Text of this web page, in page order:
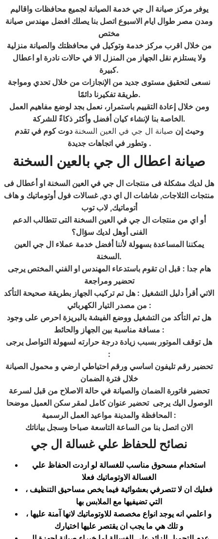
يوفر مركز صيانة ال جي خدمة الصيانة لجميع محافظات واقاليم
ومدن مصر طوال ايام الاسبوع اتصل بنا يصلك افضل مهندس صيانة
مختص
من خلال اقرب مركز خدمة وتوكيل في محافظتك والصيانة منزلية
ولا يستلزم نقل الجهاز من المنزل الا في حالات نادرة او اعطال
كبيرة.
نسعى لتحقيق مستوى جديد من الإنجازات من خلال تحدي ومواجة
طريقة تفكيرنا دائمًا.
ومن خلال إعادة التقييم باستمرار، نعمل بجد لوضع مفاهيم العمل
الخاصة بنا لإنشاء كيان أفضل وأكثر ذكاءً للشركة.
وحيث إن صيانة ال جي في العين السخنة دوت كوم في تقدم
وتطور في اتجاهات جديدة .
صيانة اعطال ال جي بالعين السخنة
هل لديك مشكلة فى منتجات ال جي في العين السخنة او أعطال فى
منتجات الثلاجات, شاشات ال اي دي, غسالات فول أوتوماتيك و هاف
أتوماتيك, لاب توب
أو اي من منتجات ال جي في العين السخنة التى تتطالب الدعم
الفنى أوهل لديك سؤال؟
يمكننا المساعدة بسهولة لأننا أفضل خدمة عملاء ال جي العين
السخنة.
هام جدا : قبل ان تقوم باستدعاء المهندس او الفني المختص يرجى
تحضير ومراجعة
الاتي أقرأ دليل التشغيل : هل تم تركيب الجهاز بطريقة صحيحة التأكد
من مصدر التيار الكهربائي :
هل تم التأكد من التشغيل ووضع الفيشة بالبريزة احرص على وجود
مسافة مناسبة بين الجهاز والحائط :
هل توقف الموتور بسبب زيادة درجة حرارته لسهولة التواصل يرجى
:
تحضير رقم تليفون اساسي ورقم احتياطي ارضي و محمول الصيانة
خلال فترة الضمان
تحضير فاتورة الضمان والصيانة في حالة الاصلاح من قبل لسرعة
الوصول اليك يرجى تحضير عنوان كامل لمقر سكن العميل موضحا
المحافظة والمدينة مواعيد العمل الرسمية :
الان اتصل بنا من الساعة التاسعة صباحا وسجل بياناتك
نصائح للحفاظ علي غسالة ال جي
استخدام مسحوق مناسب للغسالة لو اردت الحفاظ علي
الغسالة الاوتوماتيك فعلا
، فعليك ان لا تتصرفي بعشوائية فيما يخص مساحيق التنظيف
التي تضيفيها مع الملابس بها
و اعلمي انه يوجد انواع مخصصة للاوتوماتيك لانها آمنة عليها ،
و تلك هي ما يجب ان يقتصر عليها اختيارك